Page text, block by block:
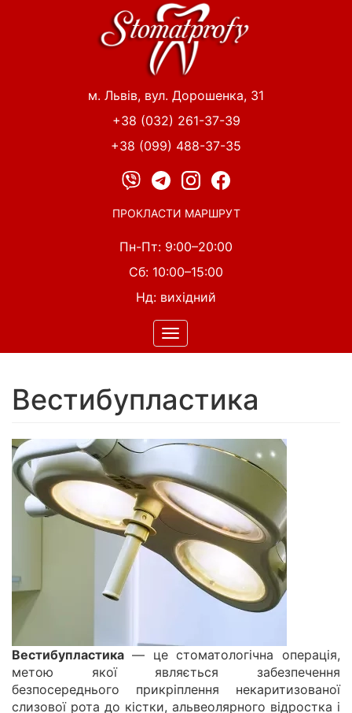
м. Львів, вул. Дорошенка, 31
+38 (032) 261-37-39
+38 (099) 488-37-35
ПРОКЛАСТИ МАРШРУТ
Пн-Пт: 9:00–20:00
Сб: 10:00–15:00
Нд: вихідний
Toggle
navigation
Вестибупластика
Вестибупластика — це стоматологічна операція,
метою якої являється забезпечення
безпосереднього прикріплення некаритизованої
слизової рота до кістки, альвеолярного відростка і